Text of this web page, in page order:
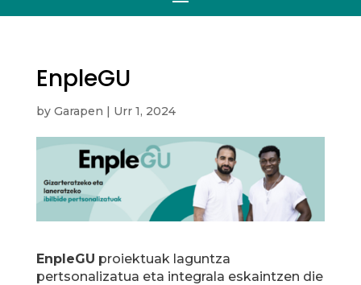
EnpleGU
by Garapen | Urr 1, 2024
EnpleGU proiektuak laguntza
pertsonalizatua eta integrala eskaintzen die